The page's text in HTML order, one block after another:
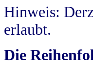
Hinweis:
erlaubt.
Die